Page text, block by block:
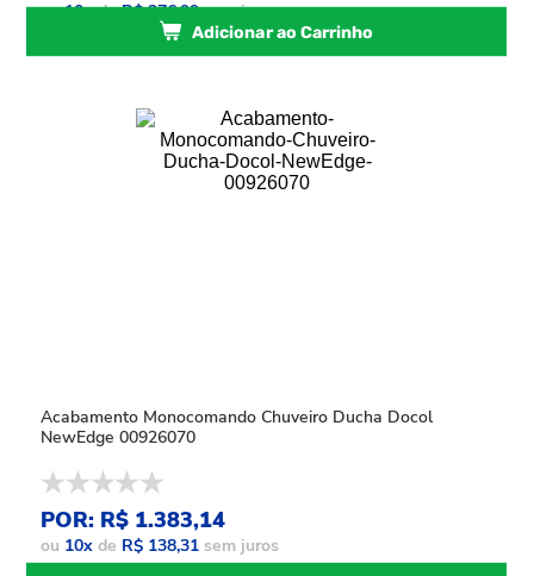
ou10xdeR$ 276,99sem juros
Adicionar ao Carrinho
Acabamento Monocomando Chuveiro Ducha Docol
NewEdge 00926070
POR: R$ 1.383,14
ou 10x de R$ 138,31 sem juros